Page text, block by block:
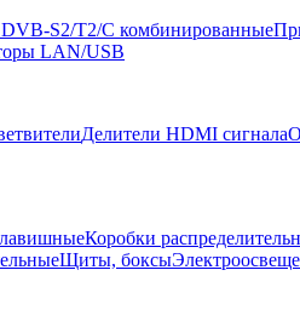
S2/T2/C комбинированные
LAN/USB
Делители HDMI сигнала
Коробки
Щиты, боксы